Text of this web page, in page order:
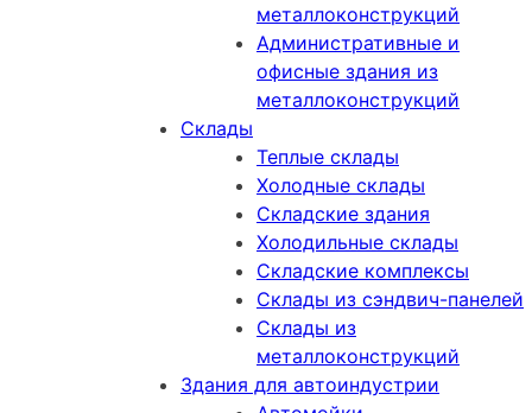
металлоконструкций
Административные и
офисные здания из
металлоконструкций
Склады
Теплые склады
Холодные склады
Складские здания
Холодильные склады
Складские комплексы
Склады из сэндвич-панелей
Склады из
металлоконструкций
Здания для автоиндустрии